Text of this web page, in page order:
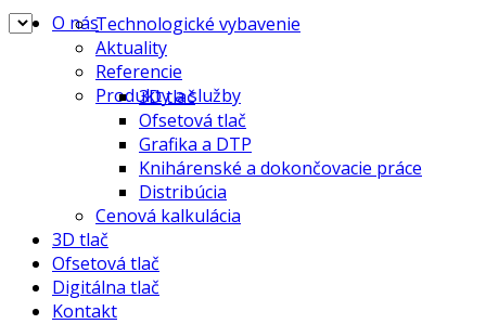
O násTechnologické vybavenie
Aktuality
Referencie
Produkty a služby
3D tlač
Ofsetová tlač
Grafika a DTP
Knihárenské a dokončovacie práce
Distribúcia
Cenová kalkulácia
3D tlač
Ofsetová tlač
Digitálna tlač
Kontakt